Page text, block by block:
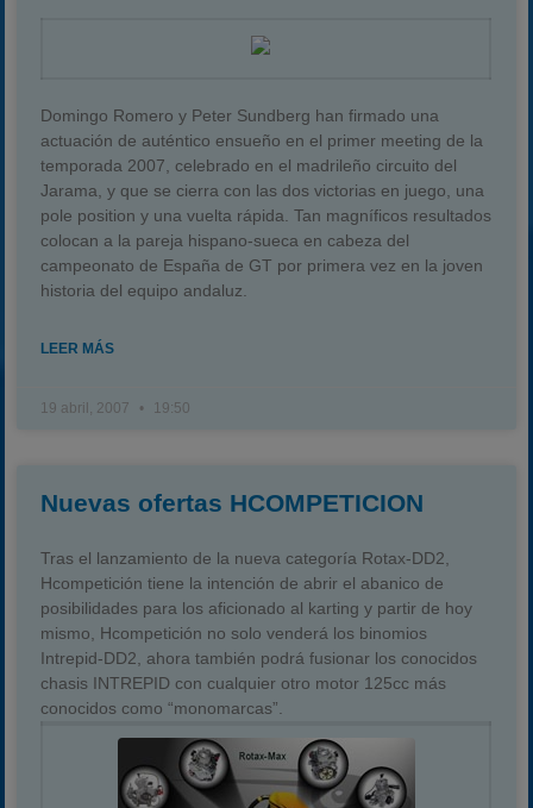
Domingo Romero y Peter Sundberg han firmado una
actuación de auténtico ensueño en el primer meeting de la
temporada 2007, celebrado en el madrileño circuito del
Jarama, y que se cierra con las dos victorias en juego, una
pole position y una vuelta rápida. Tan magníficos resultados
colocan a la pareja hispano-sueca en cabeza del
campeonato de España de GT por primera vez en la joven
historia del equipo andaluz.
LEER MÁS
19 abril, 2007 19:50
Nuevas ofertas HCOMPETICION
Tras el lanzamiento de la nueva categoría Rotax-DD2,
Hcompetición tiene la intención de abrir el abanico de
posibilidades para los aficionado al karting y partir de hoy
mismo, Hcompetición no solo venderá los binomios
Intrepid-DD2, ahora también podrá fusionar los conocidos
chasis INTREPID con cualquier otro motor 125cc más
conocidos como “monomarcas”.